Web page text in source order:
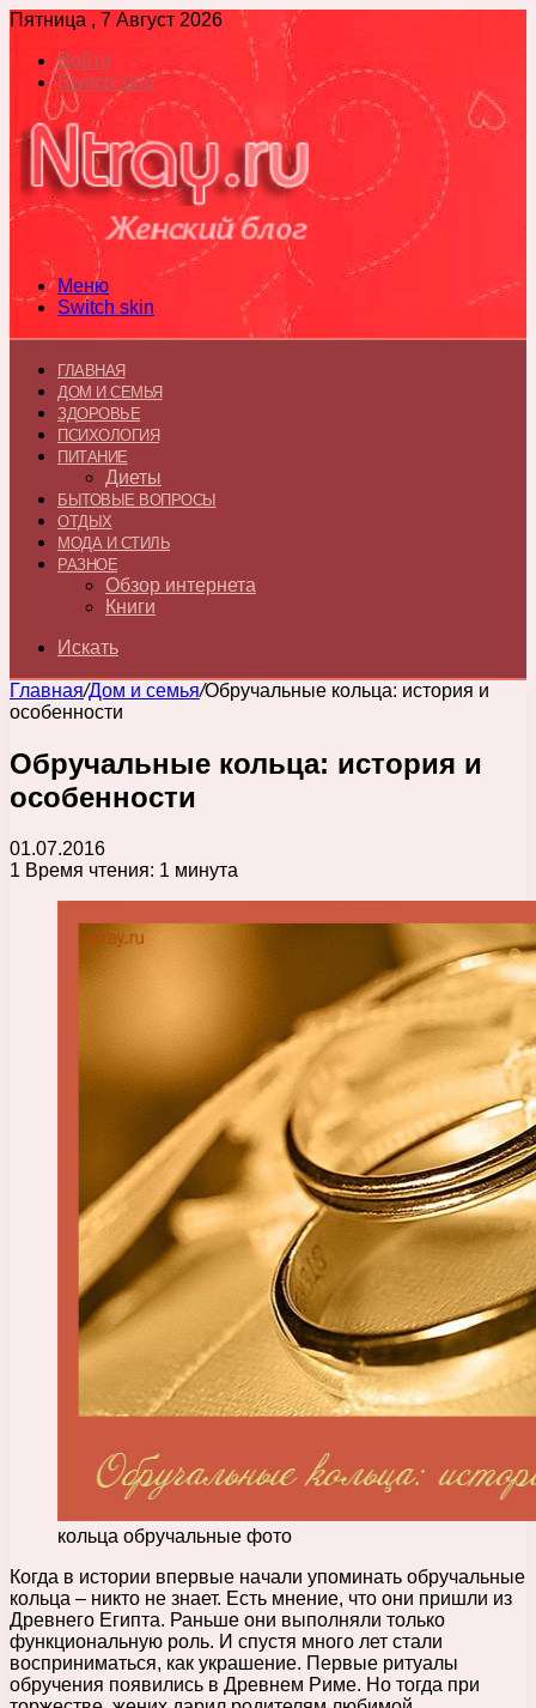
Пятница , 7 Август 2026
Войти
Switch skin
Меню
Switch skin
ГЛАВНАЯ
ДОМ И СЕМЬЯ
ЗДОРОВЬЕ
ПСИХОЛОГИЯ
ПИТАНИЕ
Диеты
БЫТОВЫЕ ВОПРОСЫ
ОТДЫХ
МОДА И СТИЛЬ
РАЗНОЕ
Обзор интернета
Книги
Искать
Главная/Дом и семья/Обручальные кольца: история и
особенности
Обручальные кольца: история и
особенности
01.07.2016
1 Время чтения: 1 минута
кольца обручальные фото
Когда в истории впервые начали упоминать обручальные
кольца – никто не знает. Есть мнение, что они пришли из
Древнего Египта. Раньше они выполняли только
функциональную роль. И спустя много лет стали
восприниматься, как украшение. Первые ритуалы
обручения появились в Древнем Риме. Но тогда при